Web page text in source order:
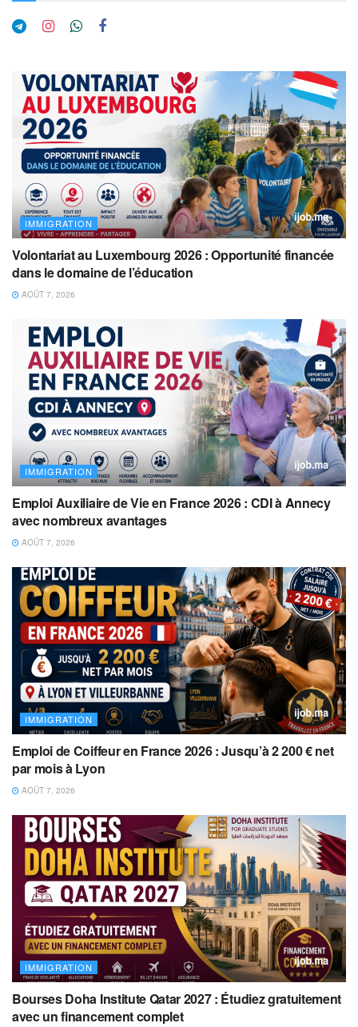
IMMIGRATION
Volontariat au Luxembourg 2026 : Opportunité financée
dans le domaine de l’éducation
AOÛT 7, 2026
IMMIGRATION
Emploi Auxiliaire de Vie en France 2026 : CDI à Annecy
avec nombreux avantages
AOÛT 7, 2026
IMMIGRATION
Emploi de Coiffeur en France 2026 : Jusqu’à 2 200 € net
par mois à Lyon
AOÛT 7, 2026
IMMIGRATION
Bourses Doha Institute Qatar 2027 : Étudiez gratuitement
avec un financement complet